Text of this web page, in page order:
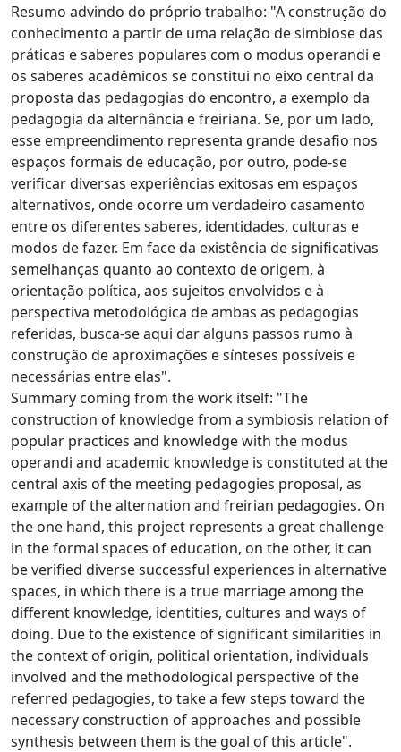
Resumo advindo do próprio trabalho: "A construção do
conhecimento a partir de uma relação de simbiose das
práticas e saberes populares com o modus operandi e
os saberes acadêmicos se constitui no eixo central da
proposta das pedagogias do encontro, a exemplo da
pedagogia da alternância e freiriana. Se, por um lado,
esse empreendimento representa grande desafio nos
espaços formais de educação, por outro, pode-se
verificar diversas experiências exitosas em espaços
alternativos, onde ocorre um verdadeiro casamento
entre os diferentes saberes, identidades, culturas e
modos de fazer. Em face da existência de significativas
semelhanças quanto ao contexto de origem, à
orientação política, aos sujeitos envolvidos e à
perspectiva metodológica de ambas as pedagogias
referidas, busca-se aqui dar alguns passos rumo à
construção de aproximações e sínteses possíveis e
necessárias entre elas".
Summary coming from the work itself: "The
construction of knowledge from a symbiosis relation of
popular practices and knowledge with the modus
operandi and academic knowledge is constituted at the
central axis of the meeting pedagogies proposal, as
example of the alternation and freirian pedagogies. On
the one hand, this project represents a great challenge
in the formal spaces of education, on the other, it can
be verified diverse successful experiences in alternative
spaces, in which there is a true marriage among the
different knowledge, identities, cultures and ways of
doing. Due to the existence of significant similarities in
the context of origin, political orientation, individuals
involved and the methodological perspective of the
referred pedagogies, to take a few steps toward the
necessary construction of approaches and possible
synthesis between them is the goal of this article".